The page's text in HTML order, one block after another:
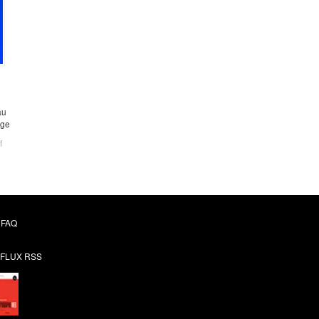
FAQ
FLUX RSS